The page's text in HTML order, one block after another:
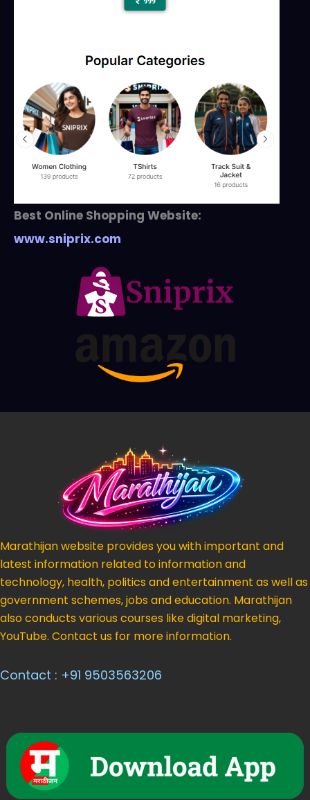
Best Online Shopping Website:
www.sniprix.com
Marathijan website provides you with important and
latest information related to information and
technology, health, politics and entertainment as well as
government schemes, jobs and education. Marathijan
also conducts various courses like digital marketing,
YouTube. Contact us for more information.
Contact : +91 9503563206